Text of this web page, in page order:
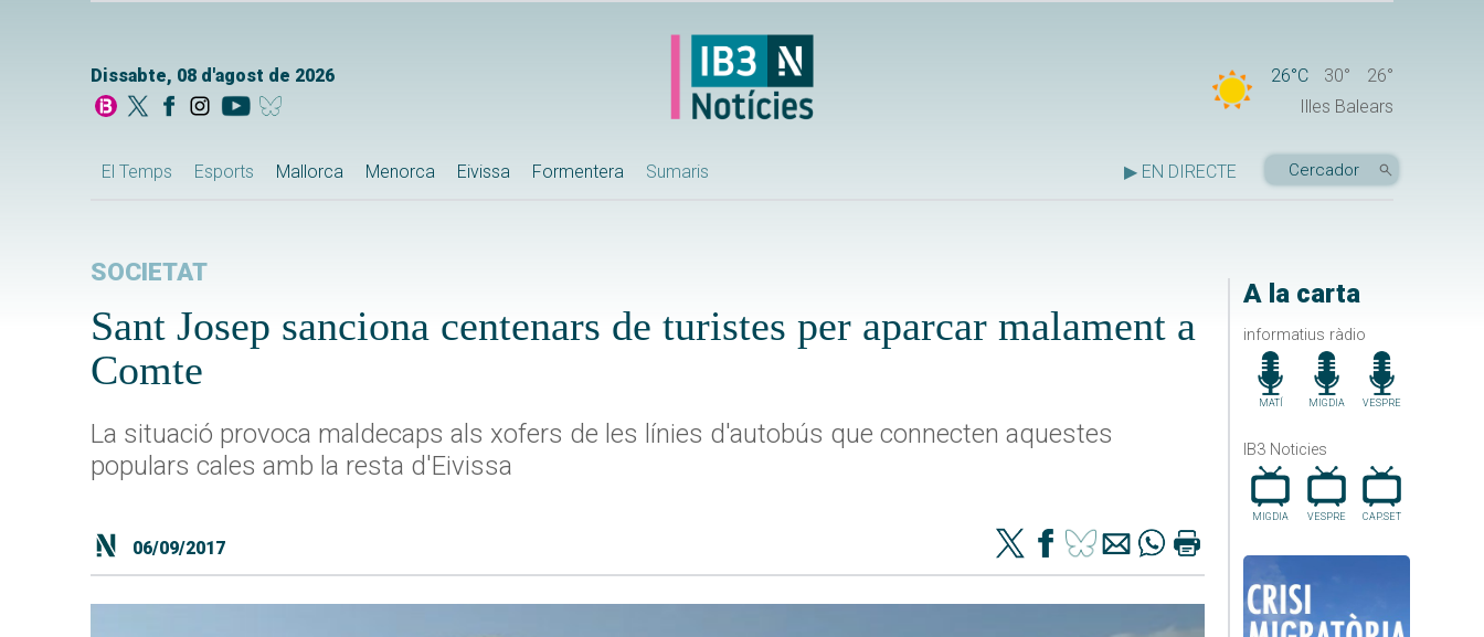
Dissabte, 08 d'agost de 2026 26°C 30°
26°
Illes Balears
El Temps Esports Mallorca Menorca Eivissa Formentera Sumaris ▶ EN DIRECTE
A la carta
informatius ràdio
MATÍ MIGDIA VESPRE
IB3 Noticies
MIGDIA VESPRE CAP.SET
SOCIETAT
Sant Josep sanciona centenars de turistes per aparcar malament a
Comte
La situació provoca maldecaps als xofers de les línies d'autobús que connecten aquestes
populars cales amb la resta d'Eivissa
06/09/2017